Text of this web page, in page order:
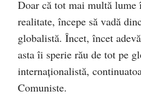
Doar că tot mai multă lume
realitate, începe să vadă
globalistă. Încet, încet
asta îi sperie rău de tot pe
internaționalistă,
Comuniste.